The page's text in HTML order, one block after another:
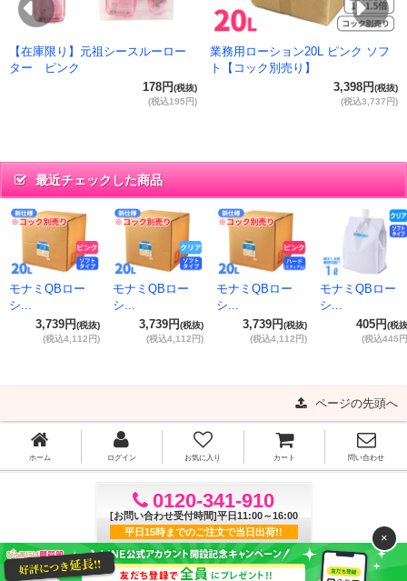
×
Previous
【在庫限り】元祖シースルーロー
ター ピンク
178円(税抜)
(税込195円)
業務用ローション20L ピンク ソフ
ト【コック別売り】
3,398円(税抜)
(税込3,737円)
最近チェックした商品
モナミQBロー
シ...
3,739円(税抜)
(税込4,112円)
モナミQBロー
シ...
3,739円(税抜)
(税込4,112円)
モナミQBロー
シ...
3,739円(税抜)
(税込4,112円)
モナミQBロー
シ...
405円(税
(税込445
ページの先頭へ
ホーム ログイン お気に入り カート 問い合わせ
0120-341-910
[お問い合わせ受付時間]平日11:00～16:00
平日15時までのご注文で当日出荷!!